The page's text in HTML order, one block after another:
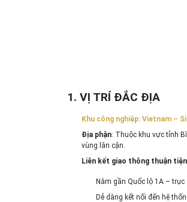
1. VỊ TRÍ ĐẮC ĐỊA
Khu công nghiệp: Vietnam –
Địa phận: Thuộc khu vực tỉnh
vùng lân cận.
Liên kết giao thông thuận tiện
Nằm gần Quốc lộ 1A –
Dễ dàng kết nối đến hệ